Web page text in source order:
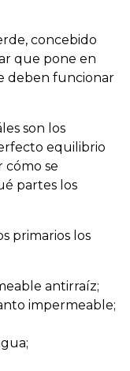
concebido
que pone en
deben funcionar
son los
equilibrio
cómo se
partes los
primarios los
antirraíz;
impermeable;